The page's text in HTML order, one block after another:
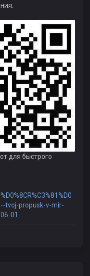
для быстрого
tvoj-propusk-v-mir-
01